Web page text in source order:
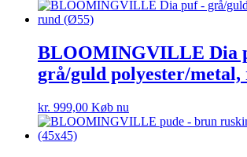
BLOOMINGVILLE Dia
grå/guld polyester/
kr. 999,00 Køb nu